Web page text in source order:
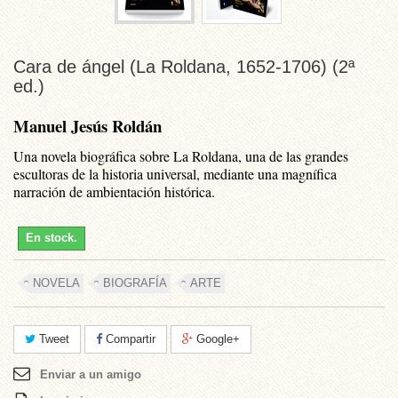
Cara de ángel (La Roldana, 1652-1706) (2ª
ed.)
Manuel Jesús Roldán
Una novela biográfica sobre La Roldana, una de las grandes
escultoras de la historia universal, mediante una magnífica
narración de ambientación histórica.
En stock.
NOVELA BIOGRAFÍA ARTE
Tweet Compartir Google+
Enviar a un amigo